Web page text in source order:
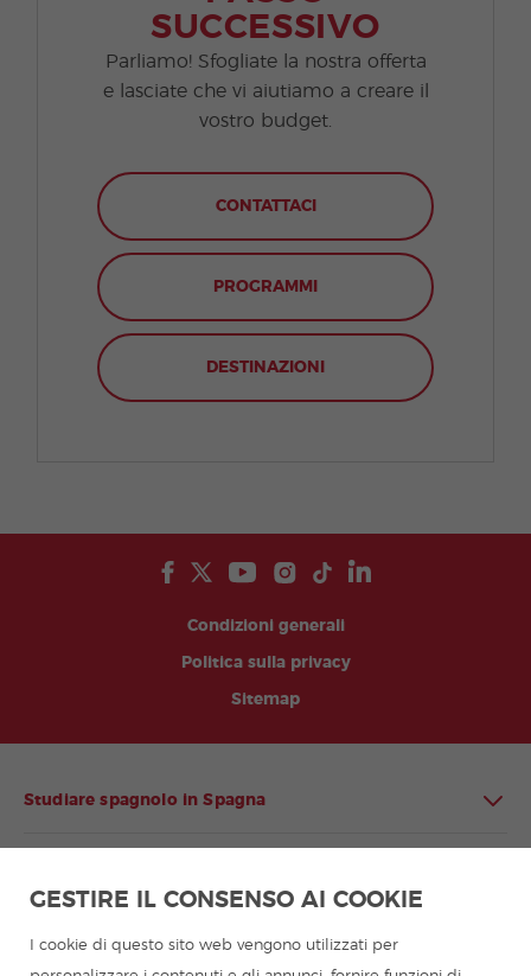
SUCCESSIVO
Parliamo! Sfogliate la nostra offerta
e lasciate che vi aiutiamo a creare il
vostro budget.
CONTATTACI
PROGRAMMI
DESTINAZIONI
Condizioni generali
Politica sulla privacy
Sitemap
Studiare spagnolo in Spagna
GESTIRE IL CONSENSO AI COOKIE
I cookie di questo sito web vengono utilizzati per